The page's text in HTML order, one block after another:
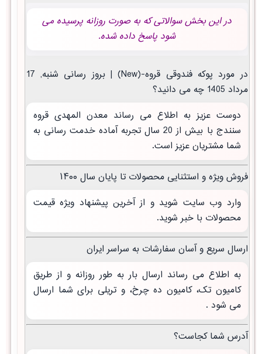
در این بخش سوالاتی که به صورت روزانه پرسیده می
شود پاسخ داده شده.
در مورد پوکه فندوقی قروه-(New) | بروز رسانی شنبه, 17
مرداد 1405 چه می دانید؟
دوست عزیز به اطلاع می رساند معدن المهدی قروه
سنندج با بیش از 20 سال تجربه آماده خدمت رسانی به
شما مشتریان عزیز است.
فروش ویژه و استثنایی محصولات تا پایان سال ۱۴۰۰
وارد وب سایت شوید و از آخرین پیشنهاد ویژه قیمت
محصولات با خبر شوید.
ارسال سریع و آسان سفارشات به سراسر ایران
به اطلاع می رساند ارسال بار به طور روزانه و از طریق
کامیون تک، کامیون ده چرخ، و تریلی برای شما ارسال
می شود .
آدرس شما کجاست؟